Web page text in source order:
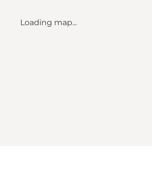
Loading map...